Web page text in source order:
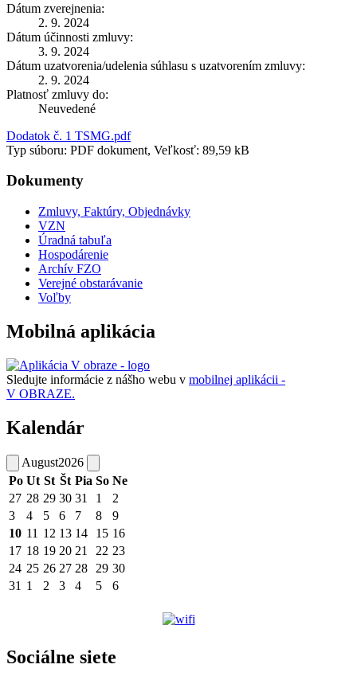
Dátum zverejnenia:
2. 9. 2024
Dátum účinnosti zmluvy:
3. 9. 2024
Dátum uzatvorenia/udelenia súhlasu s uzatvorením zmluvy:
2. 9. 2024
Platnosť zmluvy do:
Neuvedené
Dodatok č. 1 TSMG.pdf
Typ súboru: PDF dokument, Veľkosť: 89,59 kB
Dokumenty
Zmluvy, Faktúry, Objednávky
VZN
Úradná tabuľa
Hospodárenie
Archív FZO
Verejné obstarávanie
Voľby
Mobilná aplikácia
Sledujte informácie z nášho webu v mobilnej aplikácii -
V OBRAZE.
Kalendár
August2026
Po Ut St Št Pia So Ne
27 28 29 30 31 1
2
3
4 5 6 7 8
9
10 11 12 13 14 15 16
17 18 19 20 21 22 23
24 25 26 27 28 29 30
31 1 2 3 4 5 6
Sociálne siete